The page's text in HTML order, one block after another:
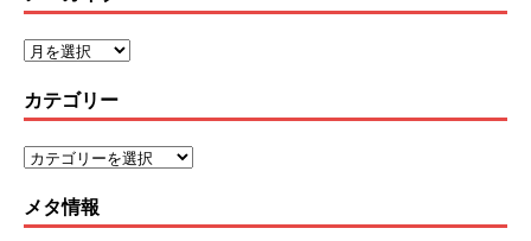
カテゴリー
メタ情報